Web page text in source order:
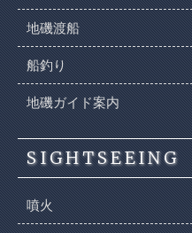
地磯渡船
船釣り
地磯ガイド案内
SIGHTSEEING
噴火